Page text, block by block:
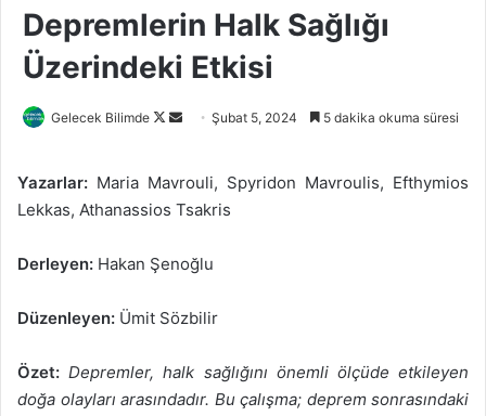
Depremlerin Halk Sağlığı
Üzerindeki Etkisi
Gelecek Bilimde
Follow
Bir
göndermek
Şubat 5, 2024 5 dakika okuma süresi
Yazarlar: Maria Mavrouli, Spyridon Mavroulis, Efthymios
Lekkas, Athanassios Tsakris
Derleyen: Hakan Şenoğlu
Düzenleyen: Ümit Sözbilir
Özet:Depremler, halk sağlığını önemli ölçüde etkileyen
doğa olayları arasındadır. Bu çalışma; deprem sonrasındaki